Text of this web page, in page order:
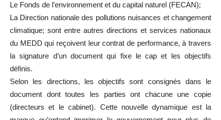
Le Fonds de l’environnement et du capital naturel (FECAN);
La Direction nationale des pollutions nuisances et changement
climatique; sont entre autres directions et services nationaux
du MEDD qui reçoivent leur contrat de performance, à travers
la signature d’un document qui fixe le cap et les objectifs
définis.
Selon les directions, les objectifs sont consignés dans le
document dont toutes les parties ont chacune une copie
(directeurs et le cabinet). Cette nouvelle dynamique est la